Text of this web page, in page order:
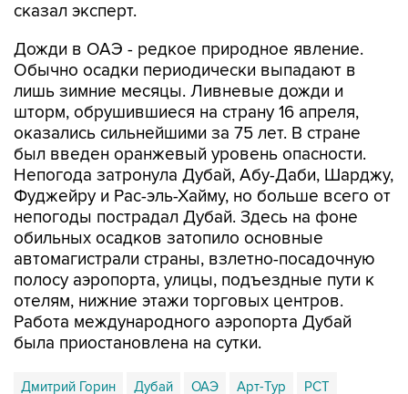
Дожди в ОАЭ - редкое природное явление.
лишь зимние месяцы. Ливневые дожди и
шторм, обрушившиеся на страну 16 апреля,
оказались сильнейшими за 75 лет. В стране
был введен оранжевый уровень опасности.
Непогода затронула Дубай, Абу-Даби, Шарджу,
Фуджейру и Рас-эль-Хайму, но больше всего от
непогоды пострадал Дубай. Здесь на фоне
обильных осадков затопило основные
автомагистрали страны, взлетно-посадочную
полосу аэропорта, улицы, подъездные пути к
отелям, нижние этажи торговых центров.
Работа международного аэропорта Дубай
была приостановлена на сутки.
Дмитрий Горин Дубай ОАЭ Арт-Тур